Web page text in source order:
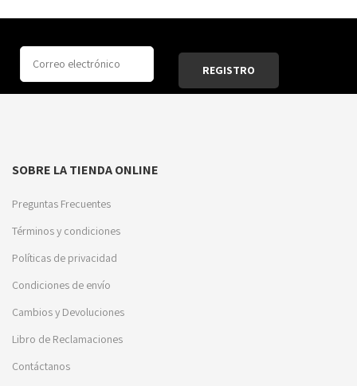
SOBRE LA TIENDA ONLINE
Preguntas Frecuentes
Términos y condiciones
Políticas de privacidad
Condiciones de envío
Cambios y Devoluciones
Libro de Reclamaciones
Contáctanos